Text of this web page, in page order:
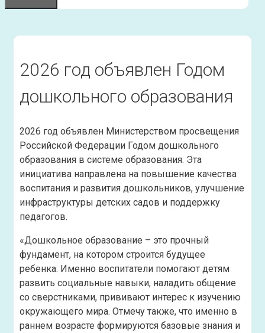
2026 год объявлен Годом
дошкольного образования
2026 год объявлен Министерством просвещения
Российской Федерации Годом дошкольного
образования в системе образования. Эта
инициатива направлена на повышение качества
воспитания и развития дошкольников, улучшение
инфраструктуры детских садов и поддержку
педагогов.
«Дошкольное образование – это прочный
фундамент, на котором строится будущее
ребенка. Именно воспитатели помогают детям
развить социальные навыки, наладить общение
со сверстниками, прививают интерес к изучению
окружающего мира. Отмечу также, что именно в
раннем возрасте формируются базовые знания и